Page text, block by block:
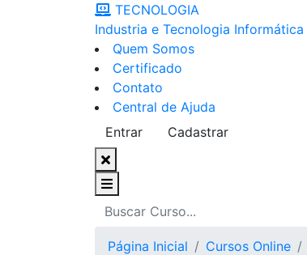
TECNOLOGIA
Industria e Tecnologia Informática
Quem Somos
Certificado
Contato
Central de Ajuda
Entrar
Cadastrar
Página Inicial Cursos Online